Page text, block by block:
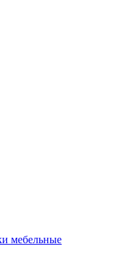
мебельные